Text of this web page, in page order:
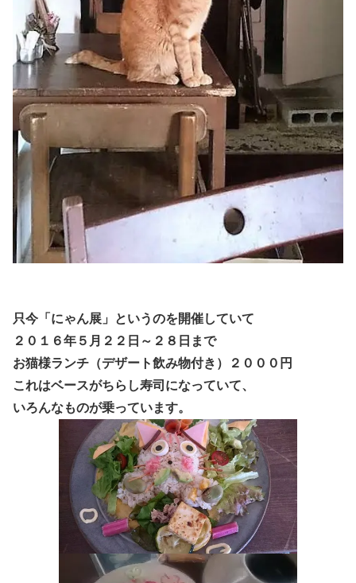
只今「にゃん展」というのを開催していて
２０１６年５月２２日～２８日まで
お猫様ランチ（デザート飲み物付き）２０００円
これはベースがちらし寿司になっていて、
いろんなものが乗っています。